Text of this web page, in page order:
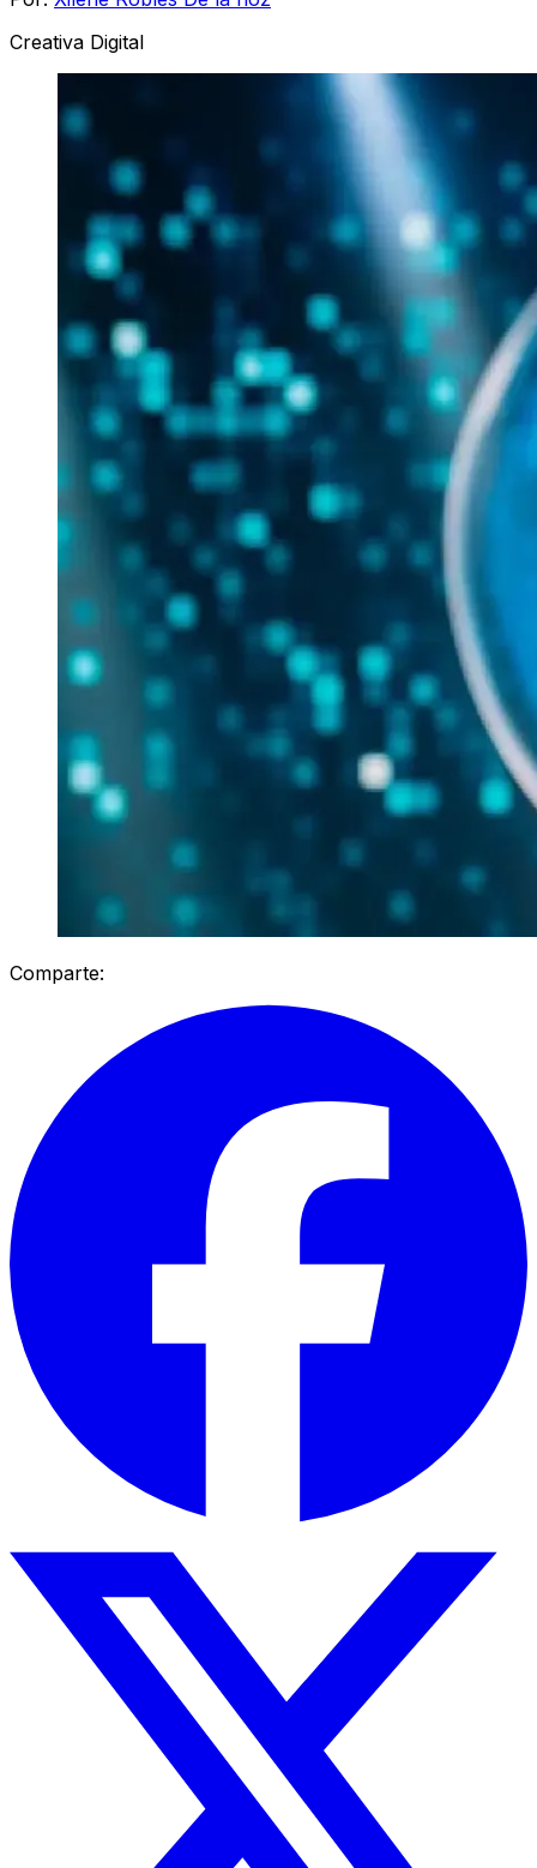
Creativa Digital
Comparte: